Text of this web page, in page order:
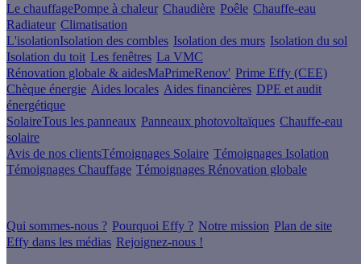
Le chauffagePompe à chaleur Chaudière Poêle Chauffe-eau
Radiateur Climatisation
L'isolationIsolation des combles Isolation des murs Isolation du sol
Isolation du toit Les fenêtres La VMC
Rénovation globale & aidesMaPrimeRenov' Prime Effy (CEE)
Chèque énergie Aides locales Aides financières DPE et audit
énergétique
SolaireTous les panneaux Panneaux photovoltaïques Chauffe-eau
solaire
Avis de nos clientsTémoignages Solaire Témoignages Isolation
Témoignages Chauffage Témoignages Rénovation globale
Qui sommes-nous ? Pourquoi Effy ? Notre mission Plan de site
Effy dans les médias Rejoignez-nous !